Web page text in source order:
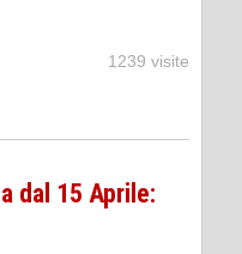
1239 visite
dal 15 Aprile: